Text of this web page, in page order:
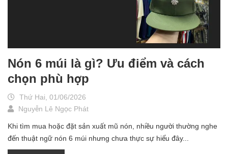
Nón 6 múi là gì? Ưu điểm và cách
chọn phù hợp
Thứ Hai, 01/06/2026
Nguyễn Lê Ngọc Phát
Khi tìm mua hoặc đặt sản xuất mũ nón, nhiều người thường nghe
đến thuật ngữ nón 6 múi nhưng chưa thực sự hiểu đây...